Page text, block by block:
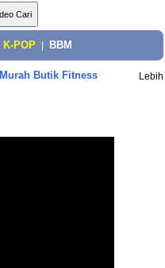
K-POP BBM
Butik Fitness Lebih